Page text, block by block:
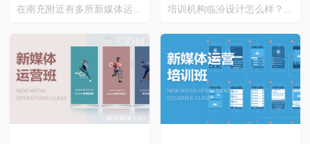
在南充附近有多所新媒体运... 培训机构临汾设计怎么样？...